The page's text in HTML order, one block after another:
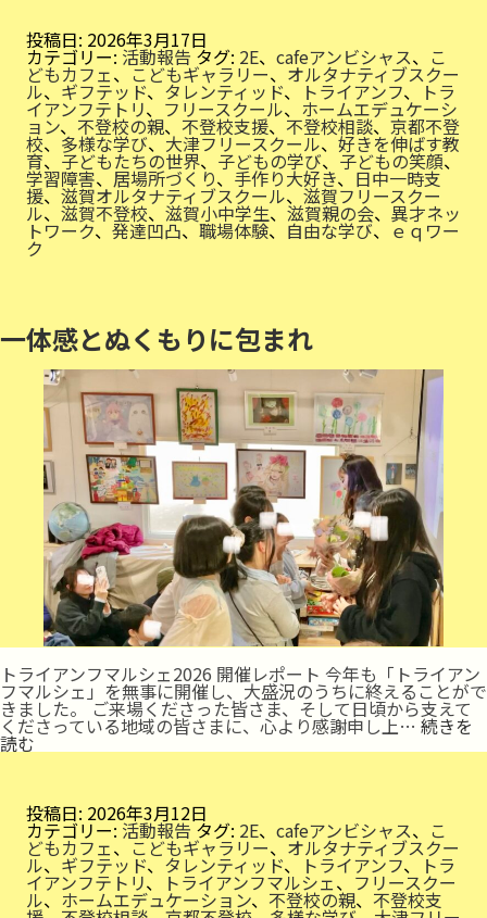
職
場
体
験
投稿日: 2026年3月17日
カテゴリー: 活動報告 タグ: 2E、 cafeアンビシャス、 こ
どもカフェ、こどもギャラリー、 オルタナティブスクー
ル、 ギフテッド、タレンティッド、 トライアンフ、 トラ
イアンフテトリ、 フリースクール、 ホームエデュケーシ
ョン、 不登校の親、 不登校支援、 不登校相談、 京都不登
校、 多様な学び、大津フリースクール、好きを伸ばす教
育、 子どもたちの世界、 子どもの学び、子どもの笑顔、
学習障害、 居場所づくり、 手作り大好き、 日中一時支
援、滋賀オルタナティブスクール、滋賀フリースクー
ル、 滋賀不登校、 滋賀小中学生、 滋賀親の会、 異才ネッ
トワーク、 発達凹凸、職場体験、 自由な学び、 ｅｑワー
ク
一体感とぬくもりに包まれ
トライアンフマルシェ2026 開催レポート 今年も「トライアン
フマルシェ」を無事に開催し、大盛況のうちに終えることがで
きました。 ご来場くださった皆さま、そして日頃から支えて
くださっている地域の皆さまに、心より感謝申し上… 続きを
読む一
体
ぬ
く
も
り
に
包
投稿日: 2026年3月12日
カテゴリー: 活動報告 タグ: 2E、 cafeアンビシャス、 こ
どもカフェ、こどもギャラリー、 オルタナティブスクー
ル、 ギフテッド、タレンティッド、 トライアンフ、 トラ
イアンフテトリ、 トライアンフマルシェ、 フリースクー
ル、 ホームエデュケーション、 不登校の親、 不登校支